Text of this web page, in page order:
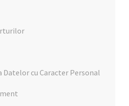
Datelor cu Caracter Personal